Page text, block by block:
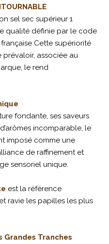
sel sec supérieur 1
qualité définie par le code
Cette supériorité
associée au
le rend
fondante, ses saveurs
incomparable, le
imposé comme une
de raffinement et
sensoriel unique.
est la référence
ravie les papilles les plus
Grandes Tranches